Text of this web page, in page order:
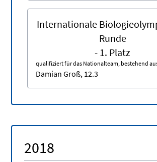
Internationale
Runde
- 1. Platz
qualifiziert für das Nationalteam, bestehend
Damian Groß, 12.3
2018